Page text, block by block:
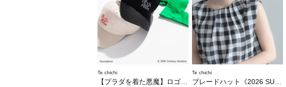
Te chichi
【プラダを着た悪魔】ロゴキャップ
Te chichi
ブレードハット《2026 SUMMER LOOK item》